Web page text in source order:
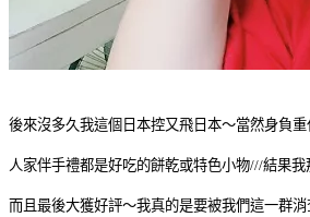
後來沒多久我這個日本控又飛日本～當然身負
人家伴手禮都是好吃的餅乾或特色小物///結果
而且最後大獲好評～我真的是要被我們這一群